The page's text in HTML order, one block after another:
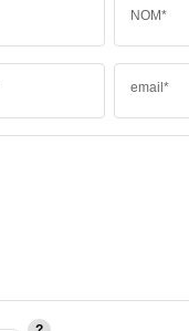
NOM*
email*